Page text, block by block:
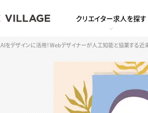
クリエイター求人を探す
AIをデザインに活用！Webデザイナーが人工知能と協業する近